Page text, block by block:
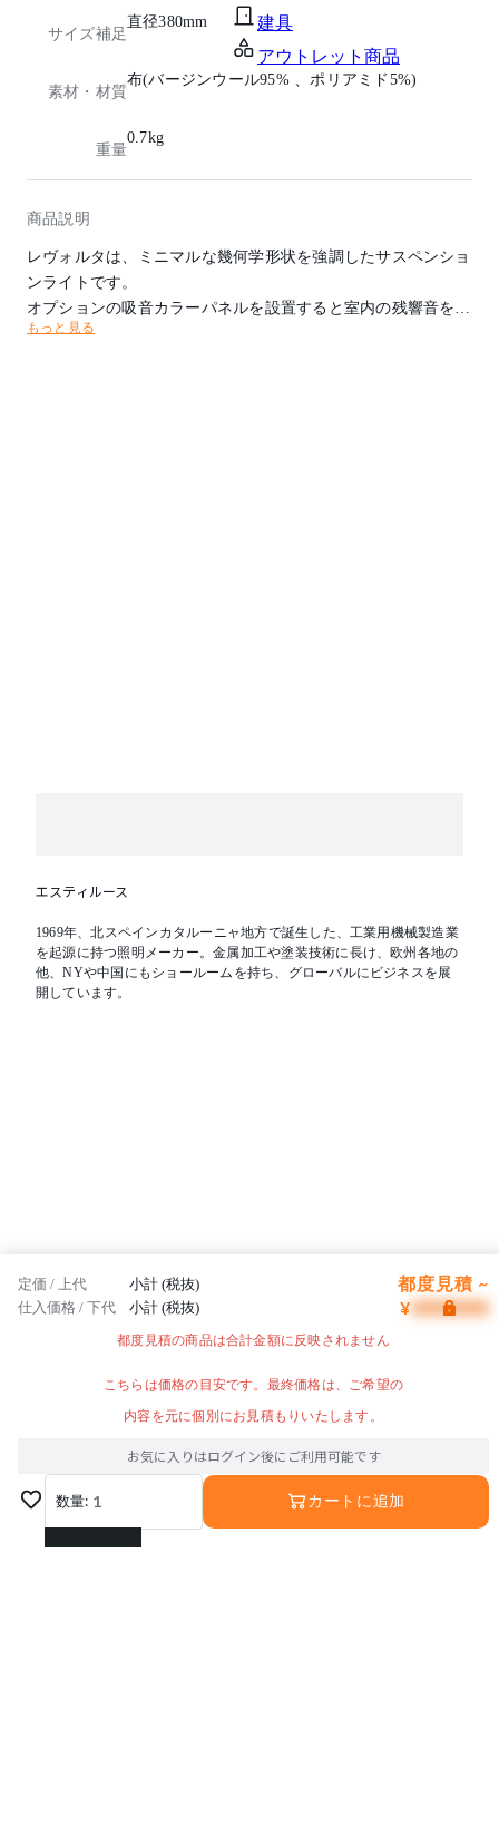
建具
アウトレット商品
サイズ補足
直径380mm
素材・材質
布(バージンウール95% 、ポリアミド5%)
重量
0.7kg
商品説明
レヴォルタは、ミニマルな幾何学形状を強調したサスペンショ
ンライトです。
オプションの吸音カラーパネルを設置すると室内の残響音を抑
える効果があります。
もっと見る
エスティルース
1969年、北スペインカタルーニャ地方で誕生した、工業用機械製造業
を起源に持つ照明メーカー。金属加工や塗装技術に長け、欧州各地の
他、NYや中国にもショールームを持ち、グローバルにビジネスを展
開しています。
定価 / 上代 小計 (税抜) 都度見積 ~
仕入価格 / 下代 小計 (税抜) ¥
都度見積の商品は合計金額に反映されません
こちらは価格の目安です。最終価格は、ご希望の
内容を元に個別にお見積もりいたします。
お気に入りはログイン後にご利用可能です
数量: 1
1
カートに追加